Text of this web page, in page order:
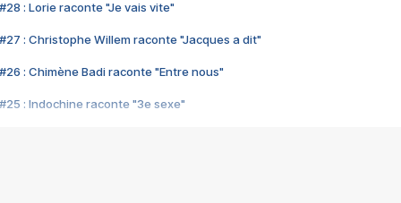
#28 : Lorie raconte "Je vais vite"
#27 : Christophe Willem raconte "Jacques a dit"
#26 : Chimène Badi raconte "Entre nous"
#25 : Indochine raconte "3e sexe"